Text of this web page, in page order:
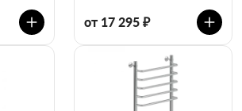
от 17 295 ₽